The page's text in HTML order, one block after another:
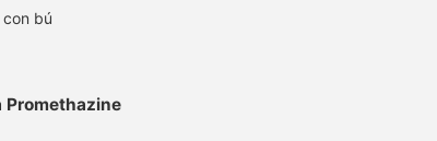
bú
Promethazine